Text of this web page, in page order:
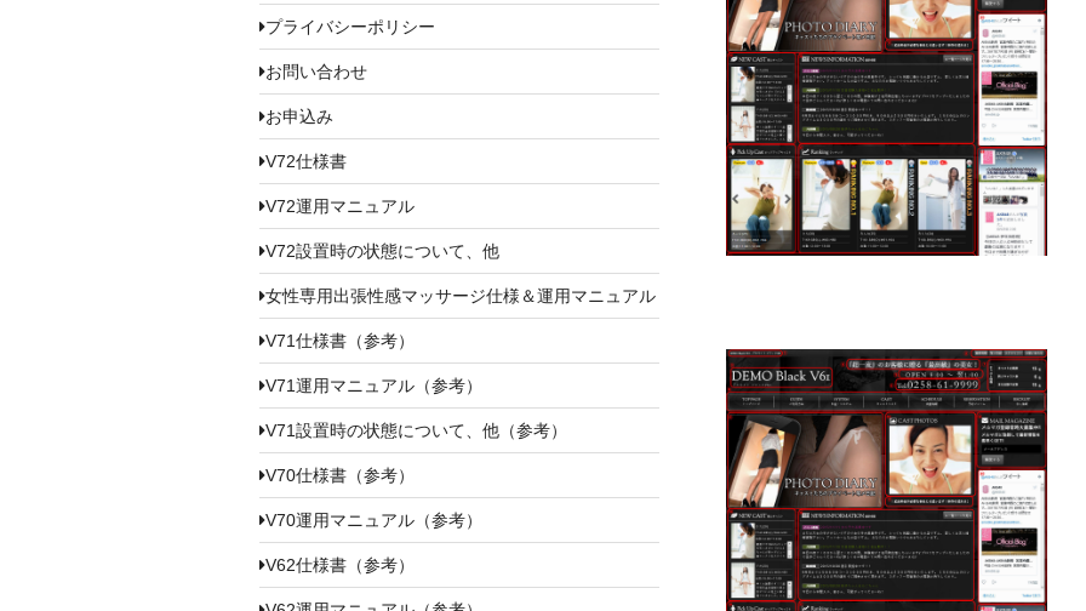
プライバシーポリシー
お問い合わせ
お申込み
V72仕様書
V72運用マニュアル
V72設置時の状態について、他
女性専用出張性感マッサージ仕様＆運用マニュアル
V71仕様書（参考）
V71運用マニュアル（参考）
V71設置時の状態について、他（参考）
V70仕様書（参考）
V70運用マニュアル（参考）
V62仕様書（参考）